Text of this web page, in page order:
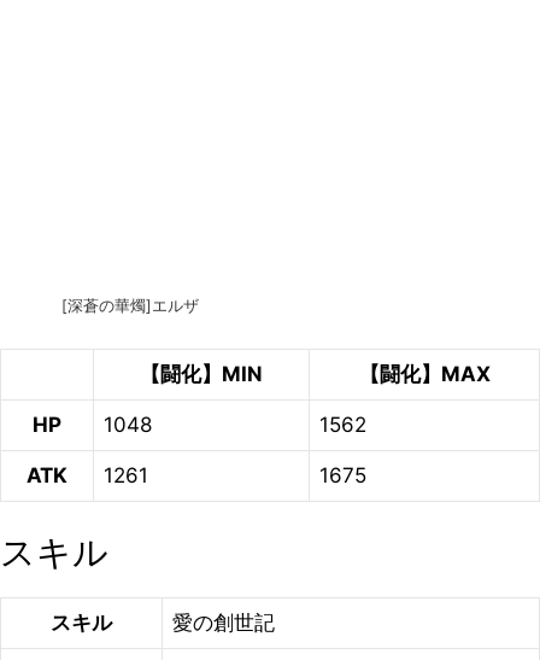
[深蒼の華燭]エルザ
【闘化】MIN 【闘化】MAX
HP 1048 1562
ATK 1261 1675
スキル
スキル 愛の創世記